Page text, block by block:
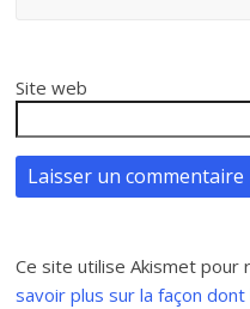
Site web
Ce site utilise Akismet pour
savoir plus sur la façon